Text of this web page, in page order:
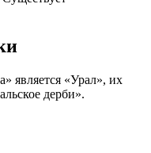
является «Урал», их
дерби».